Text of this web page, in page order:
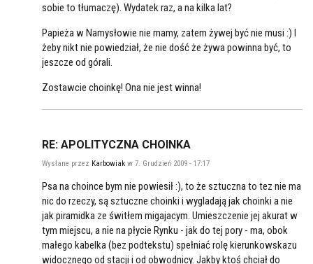
sobie to tłumaczę). Wydatek raz, a na kilka lat?
Papieża w Namysłowie nie mamy, zatem żywej być nie musi :) I
żeby nikt nie powiedział, że nie dość że żywa powinna być, to
jeszcze od górali.
Zostawcie choinkę! Ona nie jest winna!
RE: APOLITYCZNA CHOINKA
Wysłane przez Karbowiak w 7. Grudzień 2009 - 17:17
Psa na choince bym nie powiesił :), to że sztuczna to tez nie ma
nic do rzeczy, są sztuczne choinki i wygladają jak choinki a nie
jak piramidka ze świtłem migajacym. Umieszczenie jej akurat w
tym miejscu, a nie na płycie Rynku - jak do tej pory - ma, obok
małego kabelka (bez podtekstu) spełniać rolę kierunkowskazu
widocznego od stacji i od obwodnicy. Jakby ktoś chciał do